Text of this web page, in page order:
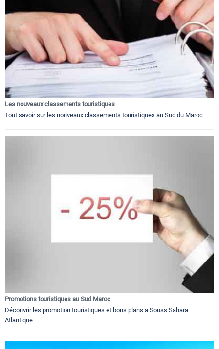
Les nouveaux classements touristiques
Tout savoir sur les nouveaux classements touristiques au Sud du Maroc
Promotions touristiques au Sud Maroc
Découvrir les promotion touristiques et bons plans a Souss Sahara
Atlantique